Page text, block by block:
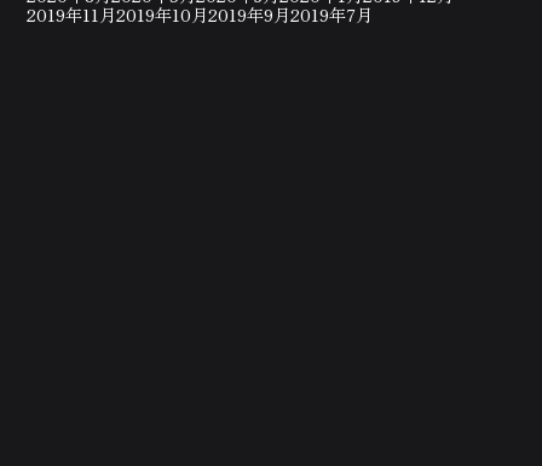
2019年11月2019年10月2019年9月2019年7月